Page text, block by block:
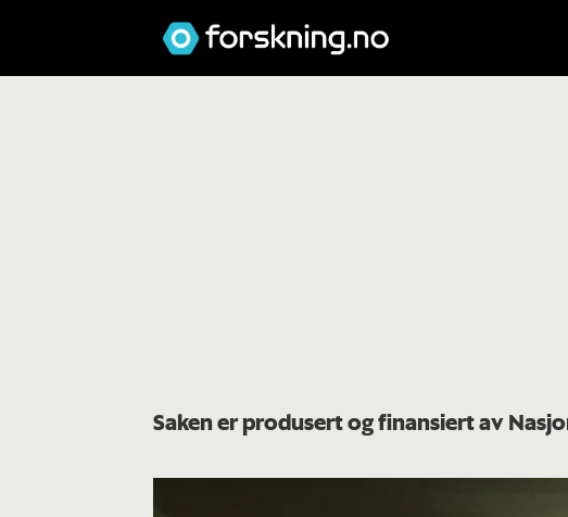
Saken er produsert og finansiert av